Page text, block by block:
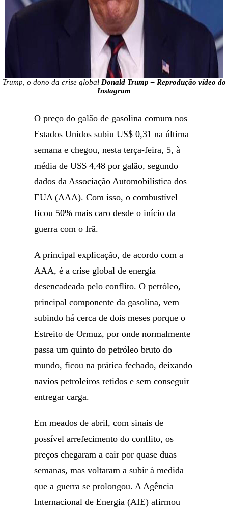
Trump, o dono da crise global Donald Trump – Reprodução vídeo do
Instagram
O preço do galão de gasolina comum nos
Estados Unidos subiu US$ 0,31 na última
semana e chegou, nesta terça-feira, 5, à
média de US$ 4,48 por galão, segundo
dados da Associação Automobilística dos
EUA (AAA). Com isso, o combustível
ficou 50% mais caro desde o início da
guerra com o Irã.
A principal explicação, de acordo com a
AAA, é a crise global de energia
desencadeada pelo conflito. O petróleo,
principal componente da gasolina, vem
subindo há cerca de dois meses porque o
Estreito de Ormuz, por onde normalmente
passa um quinto do petróleo bruto do
mundo, ficou na prática fechado, deixando
navios petroleiros retidos e sem conseguir
entregar carga.
Em meados de abril, com sinais de
possível arrefecimento do conflito, os
preços chegaram a cair por quase duas
semanas, mas voltaram a subir à medida
que a guerra se prolongou. A Agência
Internacional de Energia (AIE) afirmou